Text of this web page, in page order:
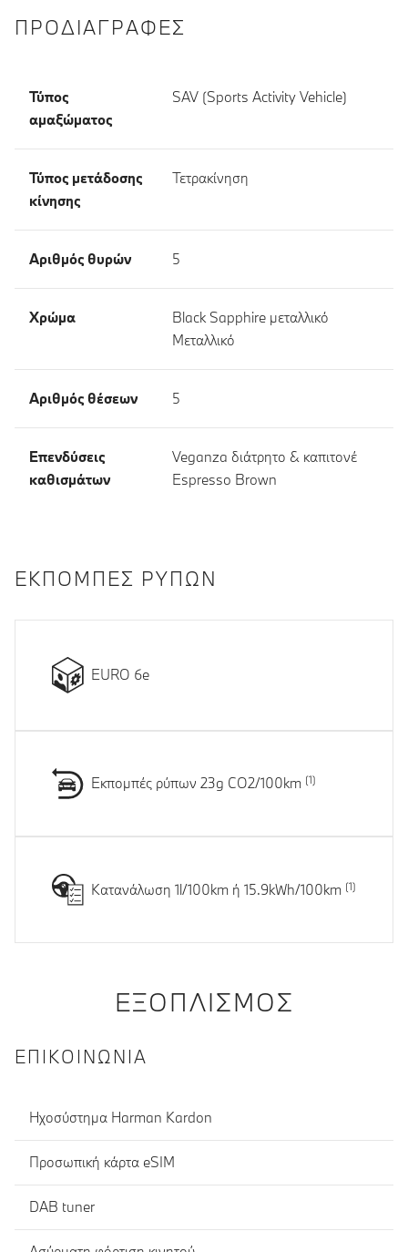
ΠΡΟΔΙΑΓΡΑΦΈΣ
Τύπος
αμαξώματος
SAV (Sports Activity Vehicle)
Τύπος μετάδοσης
κίνησης
Τετρακίνηση
Αριθμός θυρών 5
Χρώμα
Black Sapphire μεταλλικό
Μεταλλικό
Αριθμός θέσεων 5
Επενδύσεις
καθισμάτων
Veganza διάτρητο & καπιτονέ
Espresso Brown
ΕΚΠΟΜΠΈΣ ΡΎΠΩΝ
EURO 6e
Εκπομπές ρύπων 23g CO2/100km
Κατανάλωση 1l/100km ή 15.9kWh/100km
ΕΞΟΠΛΙΣΜΌΣ
ΕΠΙΚΟΙΝΩΝΊΑ
Ηχοσύστημα Harman Kardon
Προσωπική κάρτα eSIM
DAB tuner